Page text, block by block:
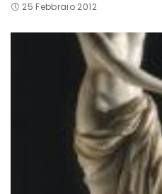
25 Febbraio 2012